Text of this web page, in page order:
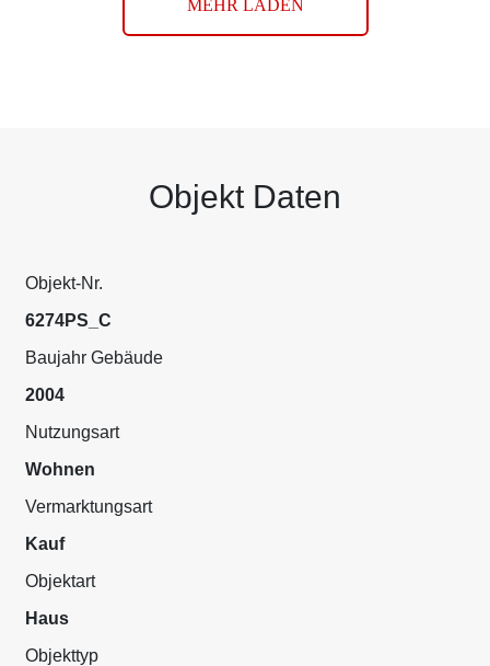
MEHR LADEN
Objekt Daten
Objekt-Nr.
6274PS_C
Baujahr Gebäude
2004
Nutzungsart
Wohnen
Vermarktungsart
Kauf
Objektart
Haus
Objekttyp